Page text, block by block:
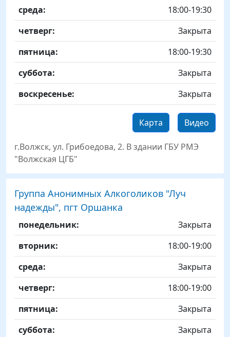
среда:
18:00-19:30
четверг:
Закрыта
пятница:
18:00-19:30
суббота:
Закрыта
воскресенье:
Закрыта
Видео
Карта
г.Волжск, ул. Грибоедова, 2. В здании ГБУ РМЭ
"Волжская ЦГБ"
Группа Анонимных Алкоголиков "Луч
надежды", пгт Оршанка
понедельник:
Закрыта
вторник:
18:00-19:00
среда:
Закрыта
четверг:
18:00-19:00
пятница:
Закрыта
суббота:
Закрыта